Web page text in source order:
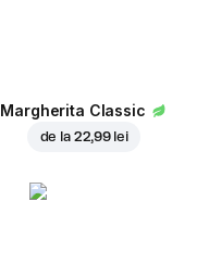
Margherita Classic
de la 22,99 lei